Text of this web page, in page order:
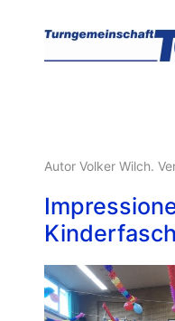
Autor Volker Wilch.